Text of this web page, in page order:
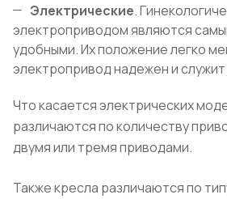
Электрические.
электроприводом являются
удобными. Их положение легко
электропривод надежен и служит
Что касается электрических
различаются по количеству
двумя или тремя приводами.
Также кресла различаются по